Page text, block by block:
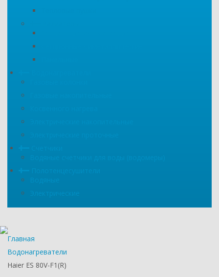
Электрические
Главная
Водонагреватели
Haier ES 80V-F1(R)